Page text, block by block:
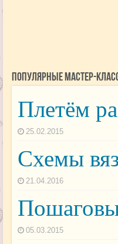
Популярные мастер-
Плетём
25.02.2015
Схемы
21.04.2016
05.03.2015